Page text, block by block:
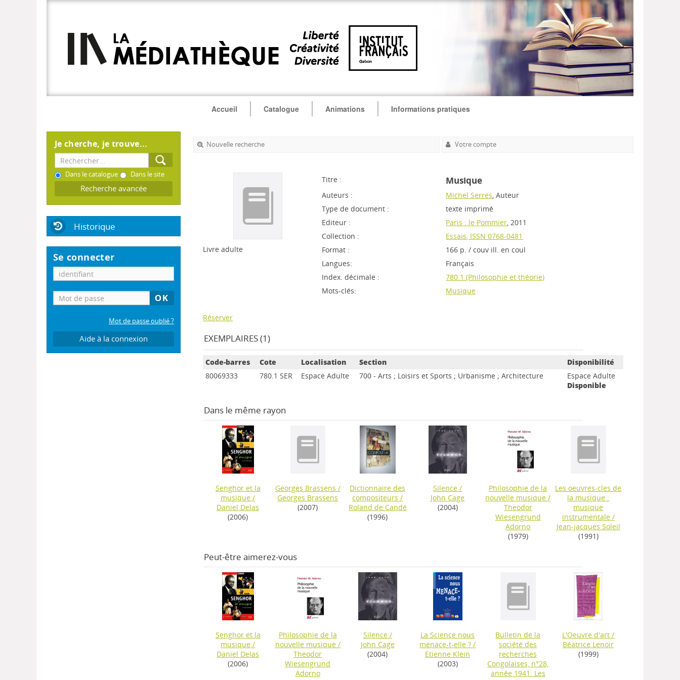
Accueil Catalogue Animations Informations pratiques
Je cherche, je trouve...
Dans le catalogue Dans le site
Recherche avancée
Historique
Se connecter
Mot de passe oublié ?
Aide à la connexion
Nouvelle recherche Votre compte
Livre adulte
Titre : Musique
Auteurs : Michel Serres, Auteur
Type de document :
texte imprimé
Editeur :
Paris : le Pommier, 2011
Collection :
Essais, ISSN 0768-0481
Format :
166 p. / couv ill. en coul
Langues:
Français
Index. décimale :
780.1 (Philosophie et théorie)
Mots-clés:
Musique
Réserver
EXEMPLAIRES (1)
Code-barres Cote Localisation Section
Disponibilité
80069333
780.1 SER Espace Adulte 700 - Arts ; Loisirs et Sports ; Urbanisme ; Architecture
Espace Adulte
Disponible
Dans le même rayon
Senghor et la
musique /
Daniel Delas
(2006)
Georges Brassens /
Georges Brassens
(2007)
Dictionnaire des
compositeurs /
Roland de Candé
(1996)
Silence /
John Cage
(2004)
Philosophie de la
nouvelle musique /
Theodor
Wiesengrund
Adorno
(1979)
Les oeuvres-cles de
la musique :
musique
instrumentale/
Jean-jacques Soleil
(1991)
Peut-être aimerez-vous
Senghor et la
musique /
Daniel Delas
(2006)
Philosophie de la
nouvelle musique/
Theodor
Wiesengrund
Adorno
Silence/
John Cage
(2004)
La Science nous
menace-t-elle ? /
Etienne Klein
(2003)
Bulletin de la
société des
recherches
Congolaises, n°28,
année 1941. Les
L'Oeuvre d'art /
Béatrice Lenoir
(1999)